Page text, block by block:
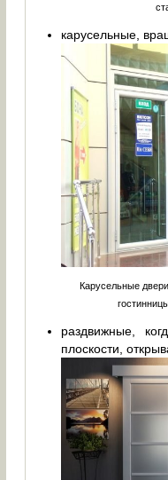
карусельные,
Карусельные
раздвижные,
плоскости,